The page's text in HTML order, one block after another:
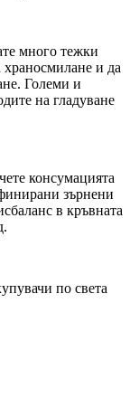
много тежки
храносмилане и да
Големи и
на гладуване
консумацията
зърнени
в кръвната
по света